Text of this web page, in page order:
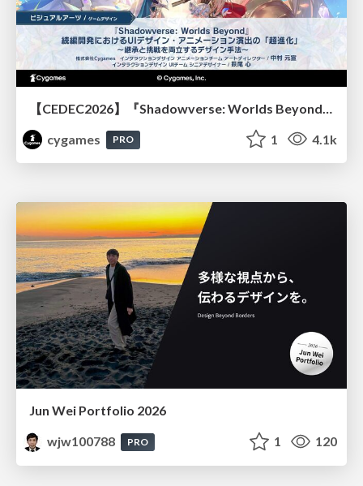
cygames
PRO 1 4.1k
Jun Wei Portfolio 2026
wjw100788
PRO 1 120